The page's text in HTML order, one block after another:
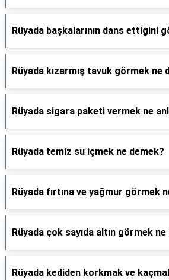
Rüyada başkalarının dans ettiğini
Rüyada kızarmış tavuk görmek ne
Rüyada sigara paketi vermek ne
Rüyada temiz su içmek ne demek?
Rüyada fırtına ve yağmur görmek
Rüyada çok sayıda altın görmek ne
Rüyada kediden korkmak ve